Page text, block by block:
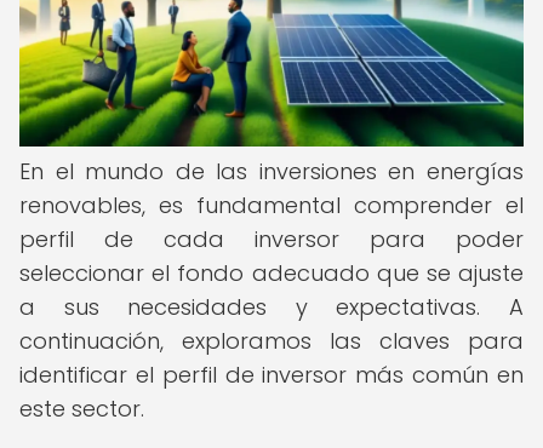
En el mundo de las inversiones en energías
renovables, es fundamental comprender el
perfil de cada inversor para poder
seleccionar el fondo adecuado que se ajuste
a sus necesidades y expectativas. A
continuación, exploramos las claves para
identificar el perfil de inversor más común en
este sector.